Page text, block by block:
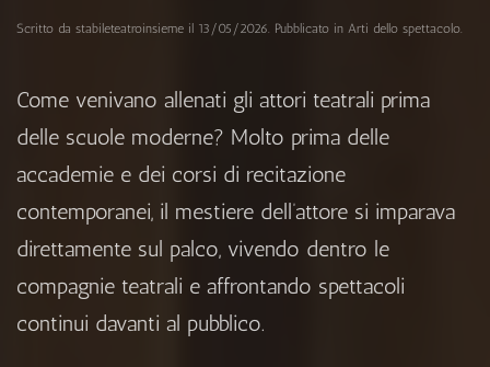
Scritto da stabileteatroinsieme il 13/05/2026 . Pubblicato in Arti dello spettacolo
Come venivano allenati gli attori teatrali prima
delle scuole moderne? Molto prima delle
accademie e dei corsi di recitazione
contemporanei, il mestiere dell’attore si imparava
direttamente sul palco, vivendo dentro le
compagnie teatrali e affrontando spettacoli
continui davanti al pubblico.